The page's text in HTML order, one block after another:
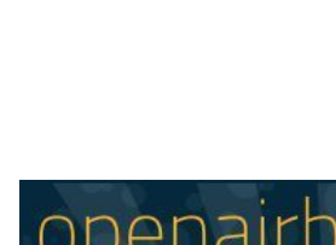
03.08.26 VON POLIZEI.NEWS REDAKTION
Nach den Sommerferien beginnt im
tausende Kinder wieder der